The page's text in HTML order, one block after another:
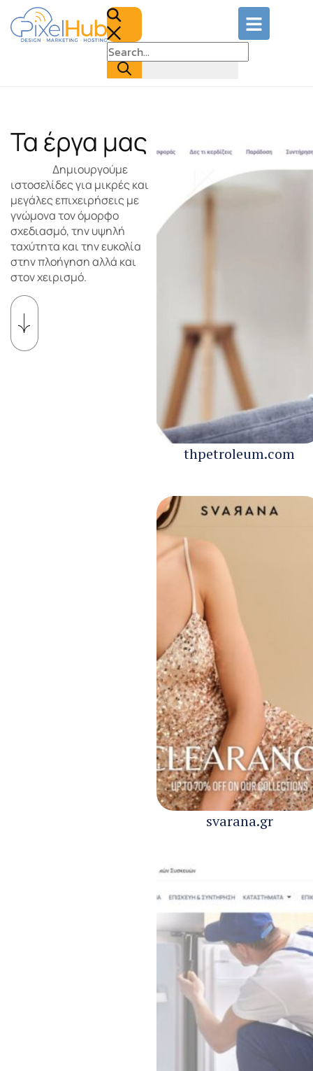
Τα έργα μας
Δημιουργούμε
ιστοσελίδες για μικρές και
μεγάλες επιχειρήσεις με
γνώμονα τον όμορφο
σχεδιασμό, την υψηλή
ταχύτητα και την ευκολία
στην πλοήγηση αλλά και
στον χειρισμό.
thpetroleum.com
svarana.gr